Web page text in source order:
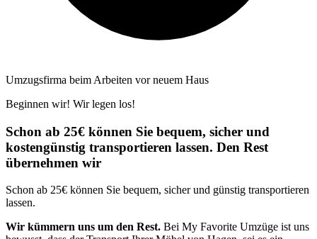
Umzugsfirma beim Arbeiten vor neuem Haus
Beginnen wir! Wir legen los!
Schon ab 25€ können Sie bequem, sicher und
kostengünstig transportieren lassen. Den Rest
übernehmen wir
Schon ab 25€ können Sie bequem, sicher und günstig transportieren
lassen.
Wir kümmern uns um den Rest. Bei My Favorite Umzüge ist uns